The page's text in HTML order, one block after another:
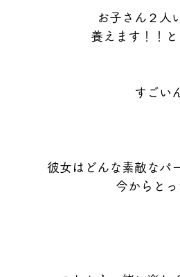
お子さん２人
養えます！！
すご
彼女はどんな素敵なパ
今からとっ